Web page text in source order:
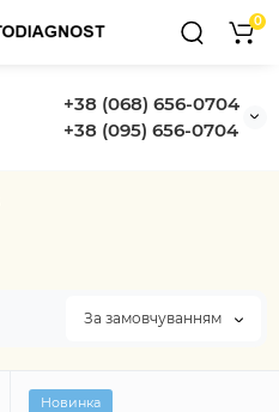
+38 (068) 656-0704
+38 (095) 656-0704
0
За замовчуванням
Новинка